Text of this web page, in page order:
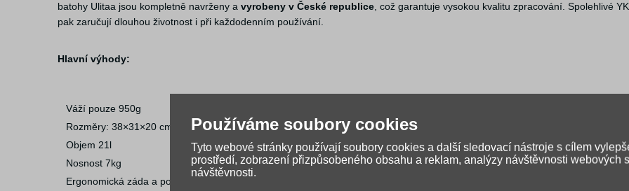
batohy Ulitaa jsou kompletně navrženy a vyrobeny v České republice , což garantuje vysokou kvalitu zpracování. Spolehlivé
pak zaručují dlouhou životnost i při každodenním používání.
Hlavní výhody:
Váží pouze 950g
Rozměry: 38×31×20 cm
Objem 21l
Nosnost 7kg
Ergonomická záda a popruhy pro zdravé nošení
Používáme soubory cookies
Tyto webové stránky používají soubory cookies a další sledovací nástroje s cílem
prostředí, zobrazení přizpůsobeného obsahu a reklam, analýzy návštěvnosti webových
návštěvnosti.